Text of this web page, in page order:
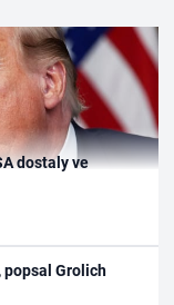
dostaly ve
popsal Grolich